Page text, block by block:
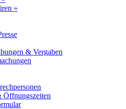
»
& Vergaben
Öffnungszeiten